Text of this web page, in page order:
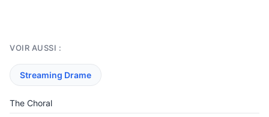
VOIR AUSSI :
Streaming Drame
The Choral